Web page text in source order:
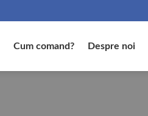
Cum comand? Despre noi